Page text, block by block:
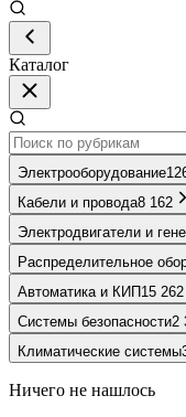
Каталог
Электрооборудование
Кабели и провода8 162
Электродвигатели и
Распределительное
Автоматика и КИП 15 262
Системы безопасности2
Климатические системы
Ничего не нашлось